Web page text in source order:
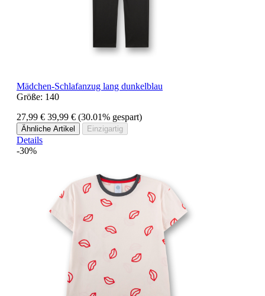
Mädchen-Schlafanzug lang dunkelblau
Größe: 140
27,99 € 39,99 € (30.01% gespart)
Ähnliche Artikel Einzigartig
Details
-30%